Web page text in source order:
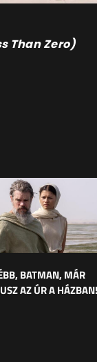
Than Zero)
BATMAN, MÁR
AZ ÚR A HÁZBAN!